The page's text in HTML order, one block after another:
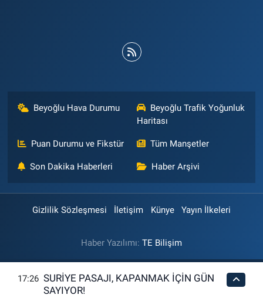
Beyoğlu Hava Durumu
Beyoğlu Trafik Yoğunluk
Haritası
Puan Durumu ve Fikstür Tüm Manşetler
Son Dakika Haberleri Haber Arşivi
Gizlilik Sözleşmesi İletişim Künye Yayın İlkeleri
Haber Yazılımı: TE Bilişim
17:26 SURİYE PASAJI, KAPANMAK İÇİN GÜN
SAYIYOR!